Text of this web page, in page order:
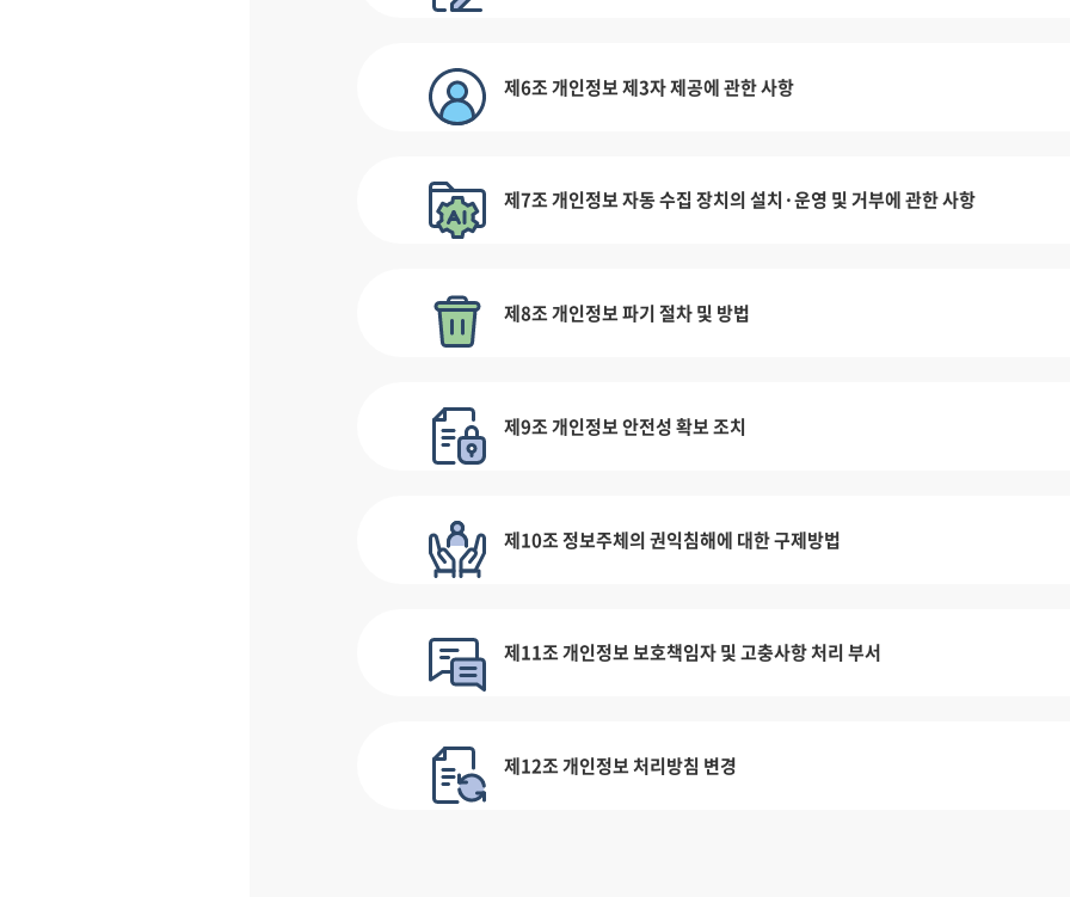
제6조 개인정보 제3자 제공에 관한 사항
제7조 개인정보 자동 수집 장치의 설치·운영 및 거부에 관한 사항
제8조 개인정보 파기 절차 및 방법
제9조 개인정보 안전성 확보 조치
제10조 정보주체의 권익침해에 대한 구제방법
제11조 개인정보 보호책임자 및 고충사항 처리 부서
제12조 개인정보 처리방침 변경